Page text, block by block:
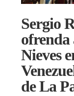
Sergio
ofrenda
Nieves
de La